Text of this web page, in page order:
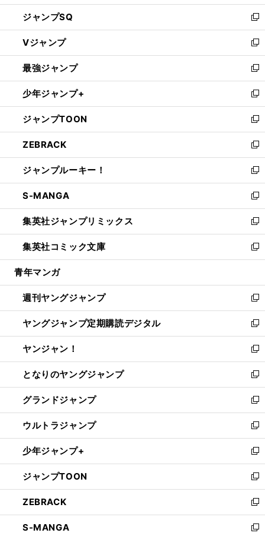
し
い
ウ
ィ
ン
ド
ウ
で
開
く
ジャンプSQ
新
し
い
ウ
ィ
ン
ド
ウ
で
開
く
Vジャンプ
新
し
い
ウ
ィ
ン
ド
ウ
で
開
く
最強ジャンプ
新
し
い
ウ
ィ
ン
ド
ウ
で
開
く
少年ジャンプ+
新
し
い
ウ
ィ
ン
ド
ウ
で
開
く
ジャンプTOON
新
し
い
ウ
ィ
ン
ド
ウ
で
開
く
ZEBRACK
新
し
い
ウ
ィ
ン
ド
ウ
で
開
ジャンプルーキー！
新
し
い
ウ
ィ
ン
ド
ウ
開
く
S-MANGA
新
し
い
ウ
ィ
ン
ウ
で
開
く
集英社ジャンプリミックス
新
し
い
ウ
ン
ド
ウ
で
開
く
集英社コミック文庫
新
し
ウ
ィ
ン
ド
ウ
で
開
く
青年マンガ
週刊ヤングジャンプ
新
し
い
ウ
ィ
ン
ド
ウ
で
開
く
ヤングジャンプ定期購読デジタル
新
し
い
ウ
ィ
ン
ド
ウ
で
開
く
ヤンジャン！
新
し
い
ウ
ィ
ン
ド
ウ
で
開
く
となりのヤングジャンプ
新
し
い
ウ
ィ
ン
ド
ウ
で
開
く
グランドジャンプ
新
し
い
ウ
ィ
ン
ド
ウ
で
開
く
ウルトラジャンプ
新
し
い
ウ
ィ
ン
ド
ウ
で
少年ジャンプ+
新
し
い
ウ
ィ
ン
ド
ジャンプTOON
新
し
い
ウ
ィ
ZEBRACK
新
し
い
S-MANGA 新